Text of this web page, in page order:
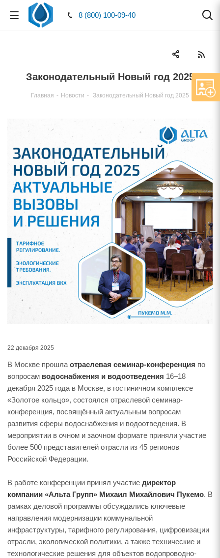
8 (800) 100-09-40
Законодательный Новый год 2025
Главная - Новости - Законодательный Новый год 2025
22 декабря 2025
В Москве прошла отраслeвая семинар-конференция по
вопросам водоснабжения и водоотведения 16–18
декабря 2025 года в Москве, в гостиничном комплексе
«Золотое кольцо», состоялся отраслевой семинар-
конференция, посвящённый актуальным вопросам
развития сферы водоснабжения и водоотведения. В
мероприятии в очном и заочном формате приняли участие
более 500 представителей отрасли из 45 регионов
Российской Федерации.
В работе конференции принял участие директор
компании «Альта Групп» Михаил Михайлович Пукемо. В
рамках деловой программы обсуждались ключевые
направления модернизации коммунальной
инфраструктуры, тарифного регулирования, цифровизации
отрасли, экологической политики, а также технические и
технологические решения для объектов водопроводно-